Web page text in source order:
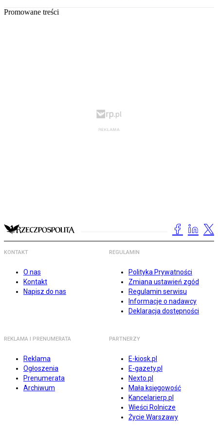
Promowane treści
KONTAKT
O nas
Kontakt
Napisz do nas
REGULAMIN
Polityka Prywatności
Zmiana ustawień zgód
Regulamin serwisu
Informacje o nadawcy
Deklaracja dostępności
REKLAMA I PRENUMERATA
Reklama
Ogłoszenia
Prenumerata
Archiwum
PARTNERZY
E-kiosk.pl
E-gazety.pl
Nexto.pl
Mała księgowość
Kancelarierp.pl
Wieści Rolnicze
Życie Warszawy